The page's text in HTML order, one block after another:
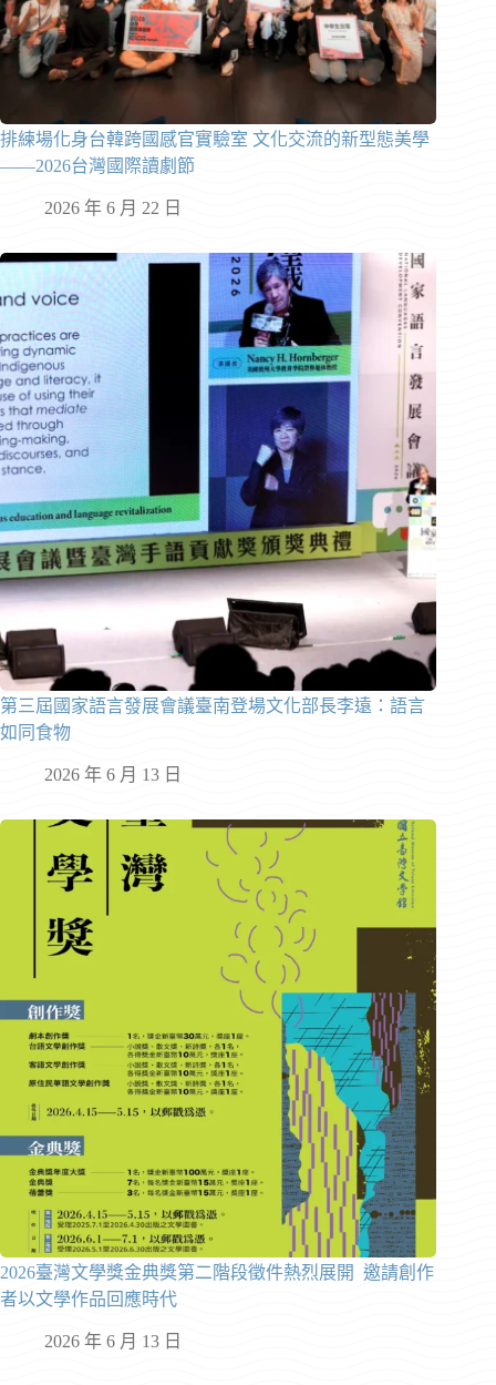
排練場化身台韓跨國感官實驗室 文化交流的新型態美學
——2026台灣國際讀劇節
2026 年 6 月 22 日
第三屆國家語言發展會議臺南登場文化部長李遠：語言
如同食物
2026 年 6 月 13 日
2026臺灣文學獎金典獎第二階段徵件熱烈展開 邀請創作
者以文學作品回應時代
2026 年 6 月 13 日